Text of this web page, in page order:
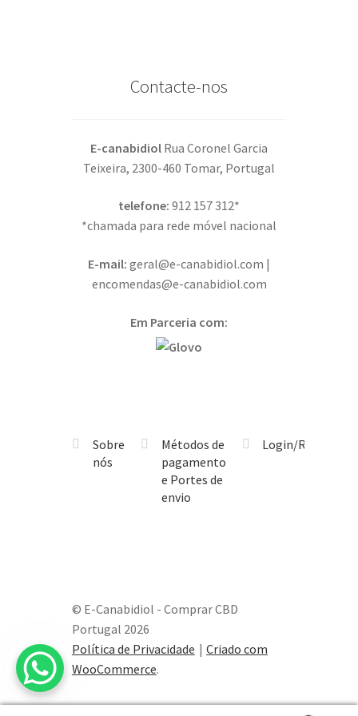
Contacte-nos
E-canabidiol Rua Coronel Garcia
Teixeira, 2300-460 Tomar, Portugal
telefone: 912 157 312*
*chamada para rede móvel nacional
E-mail: geral@e-canabidiol.com |
encomendas@e-canabidiol.com
Em Parceria com:
Sobre
nós
Métodos de
pagamento
e Portes de
envio
Login/Registo
© E-Canabidiol - Comprar CBD
Portugal 2026
Política de Privacidade
Criado com
WooCommerce.